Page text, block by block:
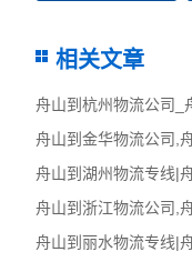
相关文章